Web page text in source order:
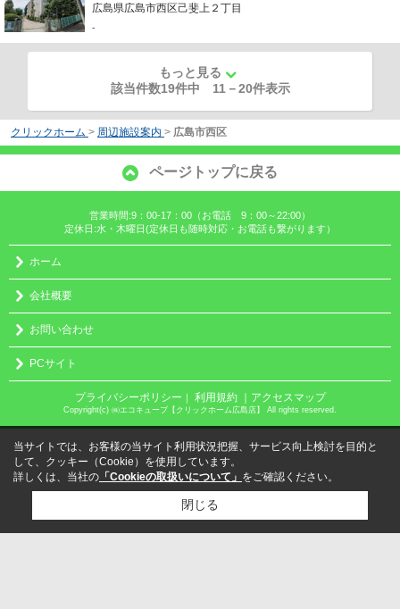
広島県広島市西区己斐上２丁目
-
もっと見る
該当件数19件中 11 －20件表示
クリックホーム > 周辺施設案内 > 広島市西区
ページトップに戻る
営業時間:9：00-17：00（お電話 9：00～22:00）
定休日:水・木曜日(定休日も随時対応・お電話も繋がります）
ホーム
会社概要
お問い合わせ
PCサイト
プライバシーポリシー ｜ 利用規約 ｜アクセスマップ
Copyright(c) ㈱エコキューブ【クリックホーム広島店】 All rights reserved.
当サイトでは、お客様の当サイト利用状況把握、サービス向上検討を目的と
して、クッキー（Cookie）を使用しています。
詳しくは、当社の 「Cookieの取扱いについて」 をご確認ください。
閉じる